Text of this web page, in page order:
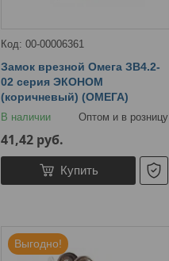
00-00006361
Замок врезной Омега ЗВ4.2-
02 серия ЭКОНОМ
(коричневый) (ОМЕГА)
В наличии Оптом и в розницу
41,42 руб.
Купить
Выгодно!